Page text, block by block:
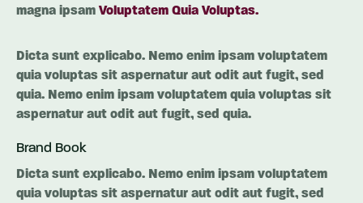
magna ipsam Voluptatem Quia Voluptas.
Dicta sunt explicabo. Nemo enim ipsam voluptatem
quia voluptas sit aspernatur aut odit aut fugit, sed
quia. Nemo enim ipsam voluptatem quia voluptas sit
aspernatur aut odit aut fugit, sed quia.
Brand Book
Dicta sunt explicabo. Nemo enim ipsam voluptatem
quia voluptas sit aspernatur aut odit aut fugit, sed